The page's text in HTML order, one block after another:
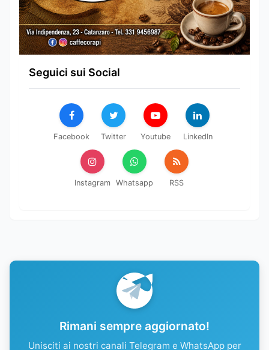
Seguici sui Social
Facebook Twitter Youtube LinkedIn
Instagram Whatsapp RSS
Rimani sempre aggiornato!
Unisciti ai nostri canali Telegram e WhatsApp per